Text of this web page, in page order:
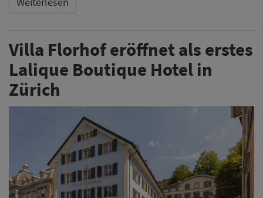
Mit der Villa Florhof hat am 1. August 2026 das erste
Lalique Boutique Hotel in Zürich eröffnet. Der
Hotelbetrieb beginnt wenige Wochen nach dem Ende
der geplanten Zusammenarbeit mit dem ursprünglich